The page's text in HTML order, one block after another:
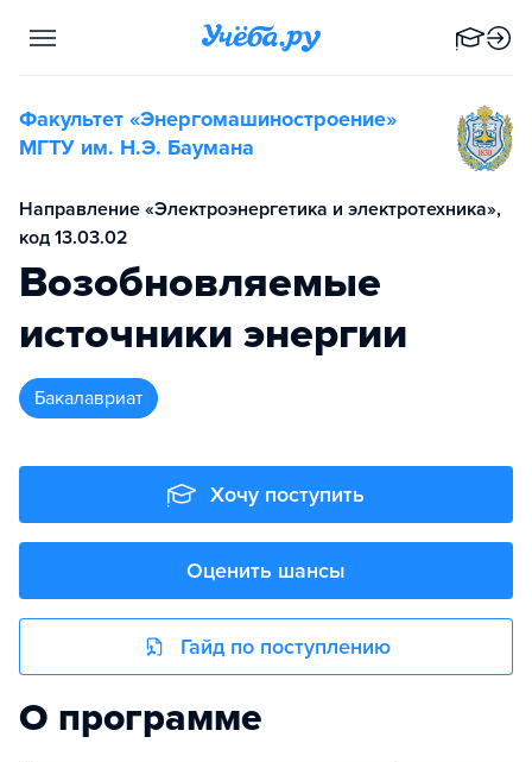
Факультет «Энергомашиностроение»
МГТУ им. Н.Э. Баумана
Направление «Электроэнергетика и электротехника»,
код 13.03.02
Возобновляемые
источники энергии
бакалавриат
Хочу поступить
Оценить шансы
Гайд по поступлению
О программе